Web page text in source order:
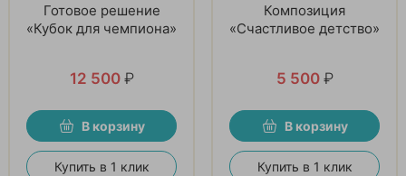
Готовое решение
«Кубок для чемпиона»
12 500 ₽
В корзину
Купить в 1 клик
Композиция
«Счастливое детство»
5 500 ₽
В корзину
Купить в 1 клик